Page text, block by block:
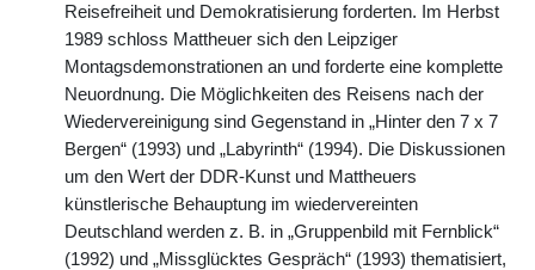
Reisefreiheit und Demokratisierung forderten. Im Herbst
1989 schloss Mattheuer sich den Leipziger
Montagsdemonstrationen an und forderte eine komplette
Neuordnung. Die Möglichkeiten des Reisens nach der
Wiedervereinigung sind Gegenstand in „Hinter den 7 x 7
Bergen“ (1993) und „Labyrinth“ (1994). Die Diskussionen
um den Wert der DDR-Kunst und Mattheuers
künstlerische Behauptung im wiedervereinten
Deutschland werden z. B. in „Gruppenbild mit Fernblick“
(1992) und „Missglücktes Gespräch“ (1993) thematisiert,